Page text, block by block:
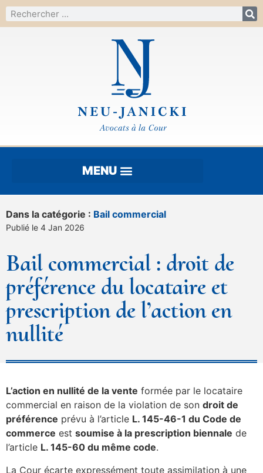
Dans la catégorie : Bail commercial
Publié le 4 Jan 2026
Bail commercial : droit de
préférence du locataire et
prescription de l’action en
nullité
L’action en nullité de la vente formée par le locataire
commercial en raison de la violation de son droit de
préférence prévu à l’article L. 145-46-1 du Code de
commerce est soumise à la prescription biennale de
l’article L. 145-60 du même code.
La Cour écarte expressément toute assimilation à une